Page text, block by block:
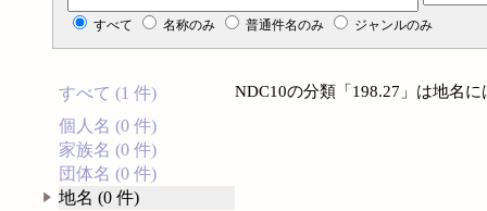
すべて 名称のみ 普通件名のみ ジャンルのみ
すべて (1 件)
個人名 (0 件)
家族名 (0 件)
団体名 (0 件)
地名 (0 件)
NDC10の分類「198.27」は地名